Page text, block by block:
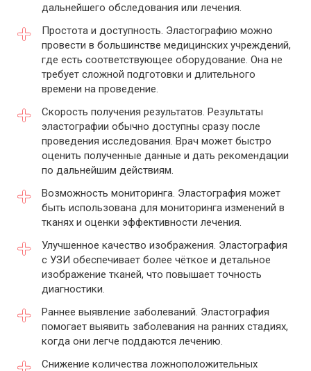
дальнейшего обследования или лечения.
Простота и доступность. Эластографию можно
провести в большинстве медицинских учреждений,
где есть соответствующее оборудование. Она не
требует сложной подготовки и длительного
времени на проведение.
Скорость получения результатов. Результаты
эластографии обычно доступны сразу после
проведения исследования. Врач может быстро
оценить полученные данные и дать рекомендации
по дальнейшим действиям.
Возможность мониторинга. Эластография может
быть использована для мониторинга изменений в
тканях и оценки эффективности лечения.
Улучшенное качество изображения. Эластография
с УЗИ обеспечивает более чёткое и детальное
изображение тканей, что повышает точность
диагностики.
Раннее выявление заболеваний. Эластография
помогает выявить заболевания на ранних стадиях,
когда они легче поддаются лечению.
Снижение количества ложноположительных